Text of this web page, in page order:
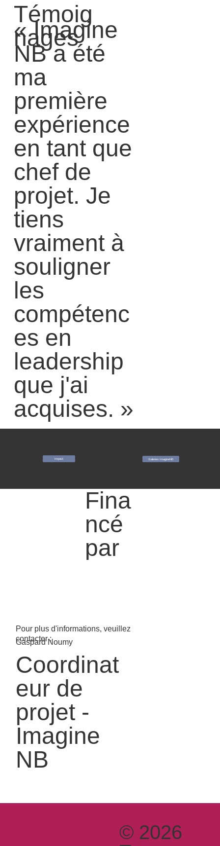
Témoig
nages
« Imagine
NB a été
ma
première
expérience
en tant que
chef de
projet. Je
tiens
vraiment à
souligner
les
compétenc
es en
leadership
que j'ai
acquises. »
Impact Galeries ImagineNB
Fina
ncé
par
Pour plus d'informations, veuillez
contacter :
Gaspard Noumy
Coordinat
eur de
projet -
Imagine
NB
© 2026